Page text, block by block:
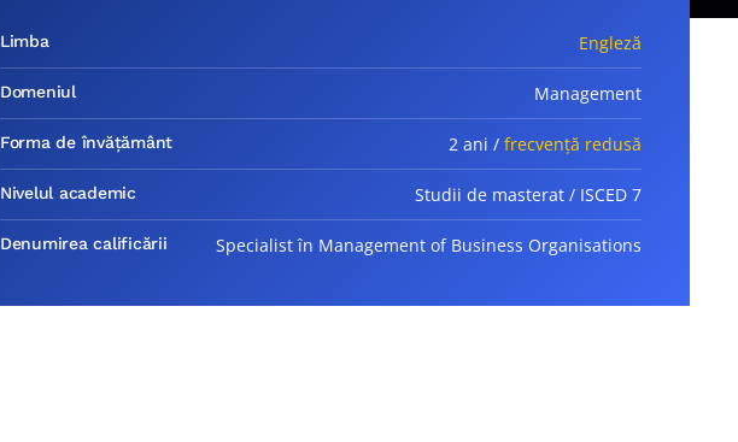
Limba Engleză
Domeniul Management
Forma de învățământ 2 ani / frecvență redusă
Nivelul academic Studii de masterat / ISCED 7
Denumirea calificării Specialist în Management of Business Organisations